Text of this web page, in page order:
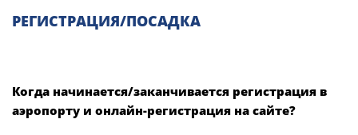
РЕГИСТРАЦИЯ/ПОСАДКА
Когда начинается/заканчивается регистрация в
аэропорту и онлайн-регистрация на сайте?